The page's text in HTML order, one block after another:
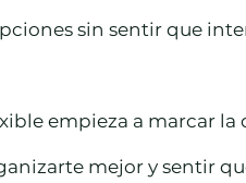
sin sentir que
empieza a marcar
mejor y sentir